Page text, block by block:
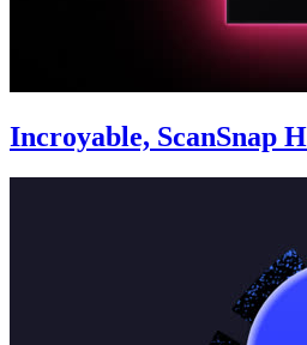
Incroyable, ScanSnap